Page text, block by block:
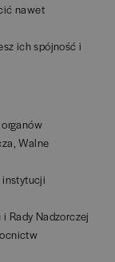
nawet
ich spójność i
Walne
instytucji
Rady Nadzorczej